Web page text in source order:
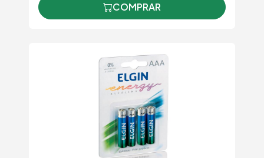
COMPRAR